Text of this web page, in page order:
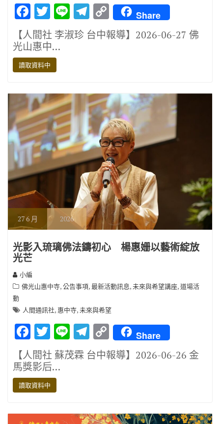
F
ac
e
b
o
o
k
T
w
it
te
r
Li
n
e
T
el
e
m
C
o
p
n
k
Share
【人間社 李淑珍 台中報導】2026-06-27 佛
光山惠中…
讀取資料中
276 月 2026
光影入琉璃佛法鑄初心 楊惠姗以藝術綻放
光芒
小編
佛光山惠中寺,公告事項,最新活動訊息,未來與希望講座,道場活
動
人間通訊社, 惠中寺,未來與希望
F
ac
e
b
o
o
T
w
it
te
r
Li
n
e
T
el
e
m
C
o
p
n
Share
【人間社 蘇茂霖 台中報導】2026-06-26 金
馬獎影后…
讀取資料中